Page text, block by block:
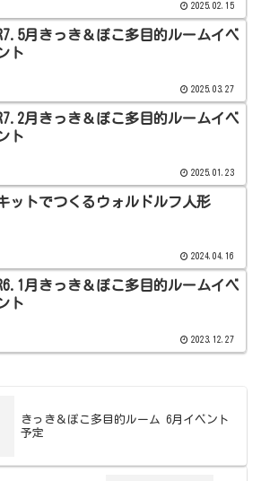
2025.02.15
月きっき＆ぽこ多目的ルームイベ
ト
2025.03.27
月きっき＆ぽこ多目的ルームイベ
ト
2025.01.23
ットでつくるウォルドルフ人形
2024.04.16
月きっき＆ぽこ多目的ルームイベ
ト
2023.12.27
きっき＆ぽこ多目的ルーム 6月イベント
予定